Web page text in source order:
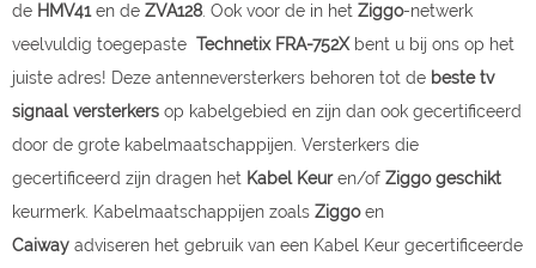
de HMV41en de ZVA128 . Ook voor de in het Ziggo-netwerk
veelvuldig toegepaste Technetix FRA-752X bent u bij ons op het
juiste adres! Deze antenneversterkers behoren tot de beste tv
signaal versterkers op kabelgebied en zijn dan ook gecertificeerd
door de grote kabelmaatschappijen. Versterkers die
gecertificeerd zijn dragen het Kabel Keuren/of Ziggo geschikt
keurmerk. Kabelmaatschappijen zoals Ziggoen
Caiway adviseren het gebruik van een Kabel Keur gecertificeerde